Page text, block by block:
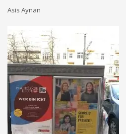
Asis Aynan